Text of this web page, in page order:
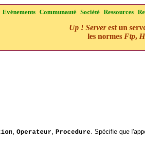
Evénements Communauté Société Ressources
Up ! Serverest un
les normes Ftp,
Operateur Procedure. Spécifie que